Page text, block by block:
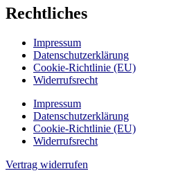
Rechtliches
Impressum
Datenschutzerklärung
Cookie-Richtlinie (EU)
Widerrufsrecht
Impressum
Datenschutzerklärung
Cookie-Richtlinie (EU)
Widerrufsrecht
Vertrag widerrufen